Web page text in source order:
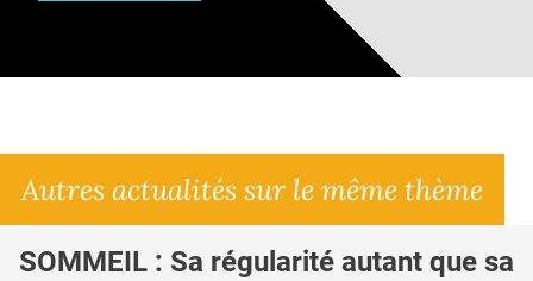
Autres actualités sur le même thème
SOMMEIL : Sa régularité autant que sa